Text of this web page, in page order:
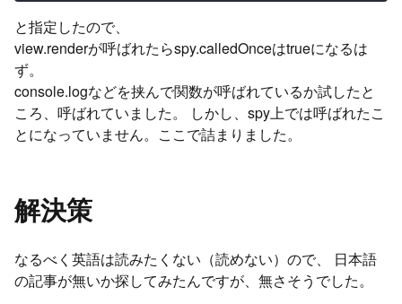
と指定したので、
view.renderが呼ばれたらspy.calledOnceはtrueになるは
ず。
console.logなどを挟んで関数が呼ばれているか試したと
ころ、呼ばれていました。 しかし、spy上では呼ばれたこ
とになっていません。ここで詰まりました。
解決策
なるべく英語は読みたくない（読めない）ので、 日本語
の記事が無いか探してみたんですが、無さそうでした。